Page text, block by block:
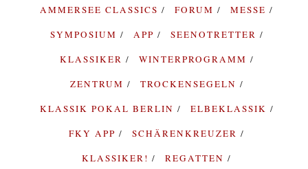
AMMERSEE CLASSICS
FORUM
MESSE
SYMPOSIUM
APP
SEENOTRETTER
KLASSIKER
WINTERPROGRAMM
ZENTRUM
TROCKENSEGELN
KLASSIK POKAL BERLIN
ELBEKLASSIK
FKY APP
SCHÄRENKREUZER
KLASSIKER!
REGATTEN